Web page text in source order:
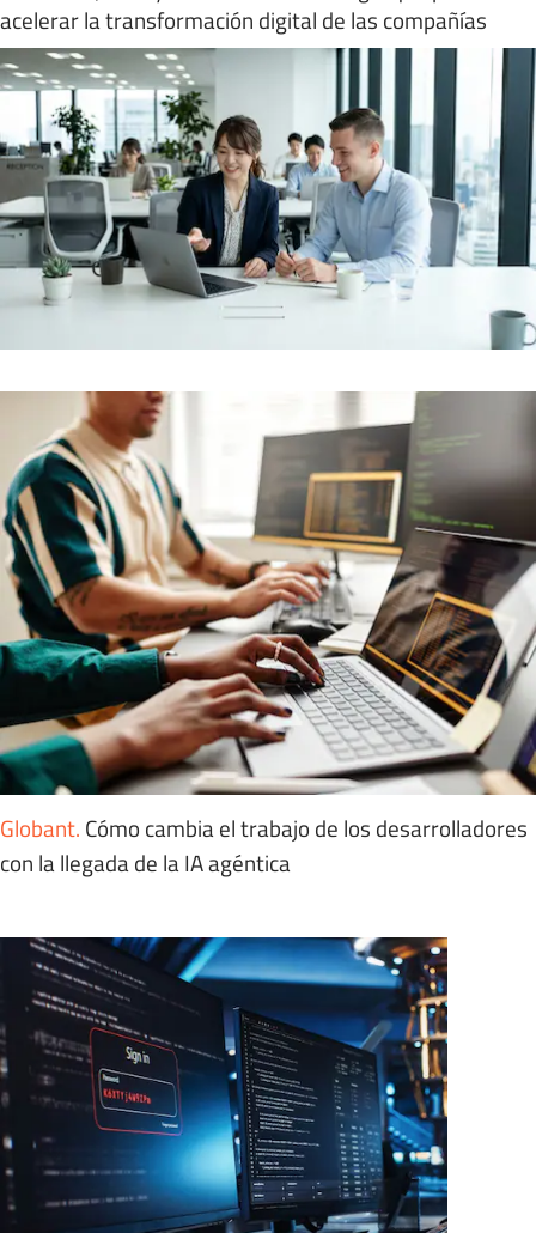
acelerar la transformación digital de las compañías
Globant. Cómo cambia el trabajo de los desarrolladores
con la llegada de la IA agéntica